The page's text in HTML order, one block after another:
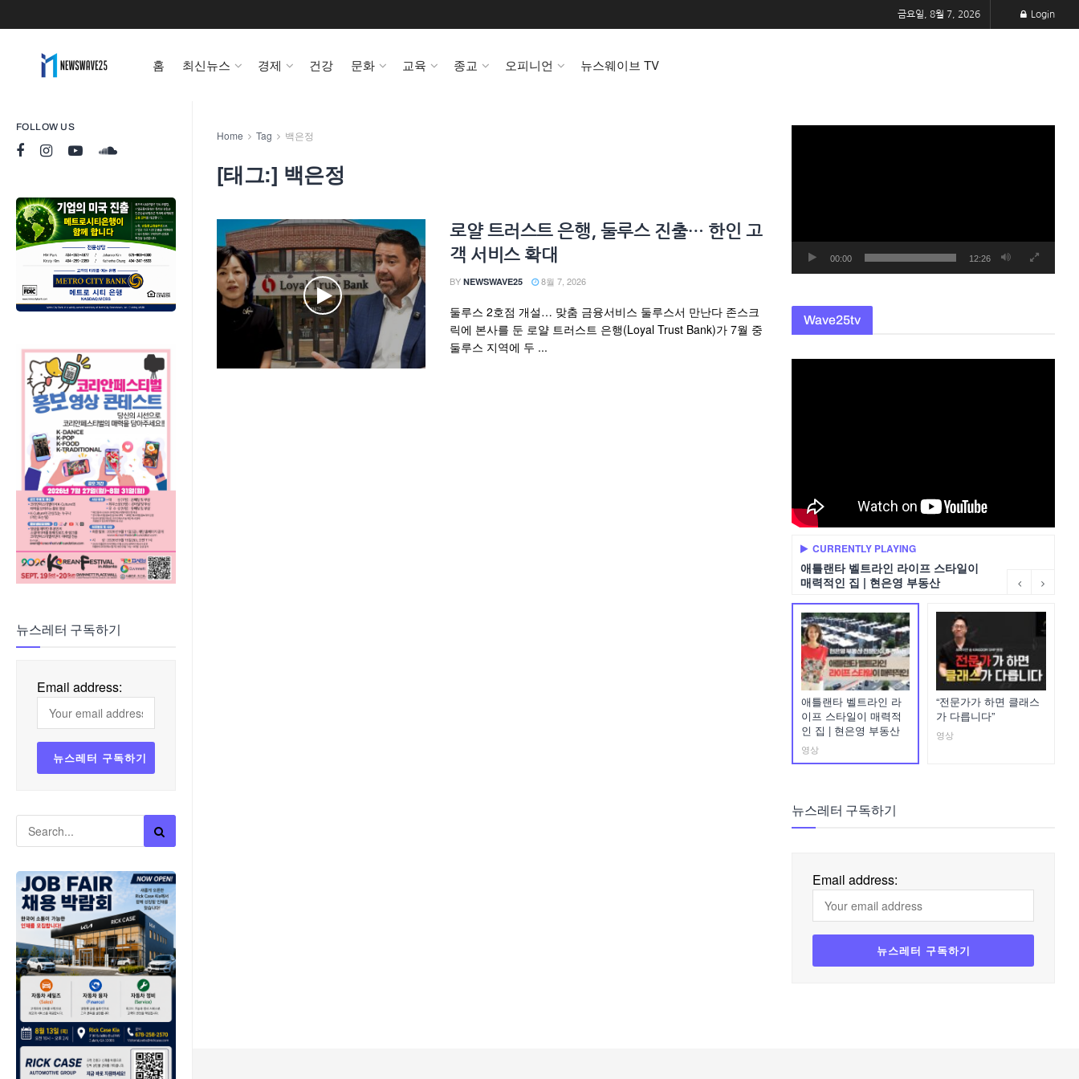
FOLLOW US
뉴스레터 구독하기
Email address:
금요일, 8월 7, 2026 Login
홈 최신뉴스 경제 건강 문화 교육 종교 오피니언 뉴스웨이브 TV
Home Tag 백은정
[태그:] 백은정
로얄 트러스트 은행, 둘루스 진출… 한인 고
객 서비스 확대
BY NEWSWAVE25 8월 7, 2026
둘루스 2호점 개설… 맞춤 금융서비스 둘루스서 만난다 존스크
릭에 본사를 둔 로얄 트러스트 은행(Loyal Trust Bank)가 7월 중
둘루스 지역에 두 ...
00:00 12:26
Wave25tv
CURRENTLY PLAYING
애틀랜타 벨트라인 라이프 스타일이
매력적인 집 | 현은영 부동산
애틀랜타 벨트라인 라
이프 스타일이 매력적
인 집 | 현은영 부동산
영상
“전문가가 하면 클래스
가 다릅니다”
영상
뉴스레터 구독하기
Email address: